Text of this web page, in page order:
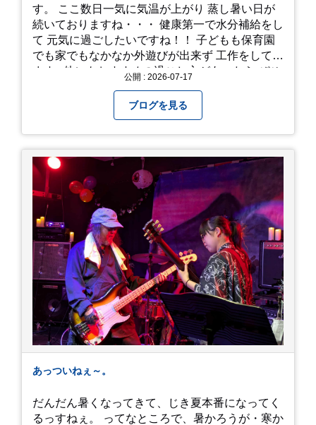
す。 ここ数日一気に気温が上がり 蒸し暑い日が
続いておりますね・・・ 健康第一で水分補給をし
て 元気に過ごしたいですね！！ 子どもも保育園
でも家でもなかなか外遊びが出来ず 工作をしてい
ます♪ 他にもおすすめの過ごし方があったら ぜひ
公開 : 2026-07-17
ブログを見る
あっついねぇ～。
だんだん暑くなってきて、じき夏本番になってく
るっすねぇ。 ってなところで、暑かろうが・寒か